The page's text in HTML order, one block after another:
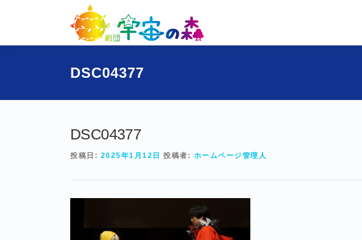
ン
キ
DSC04377
DSC04377
投稿日: 2025年1月12日 投稿者: ホームページ管理人